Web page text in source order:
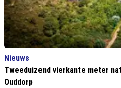
Nieuws
Tweeduizend vierkante meter
Ouddorp